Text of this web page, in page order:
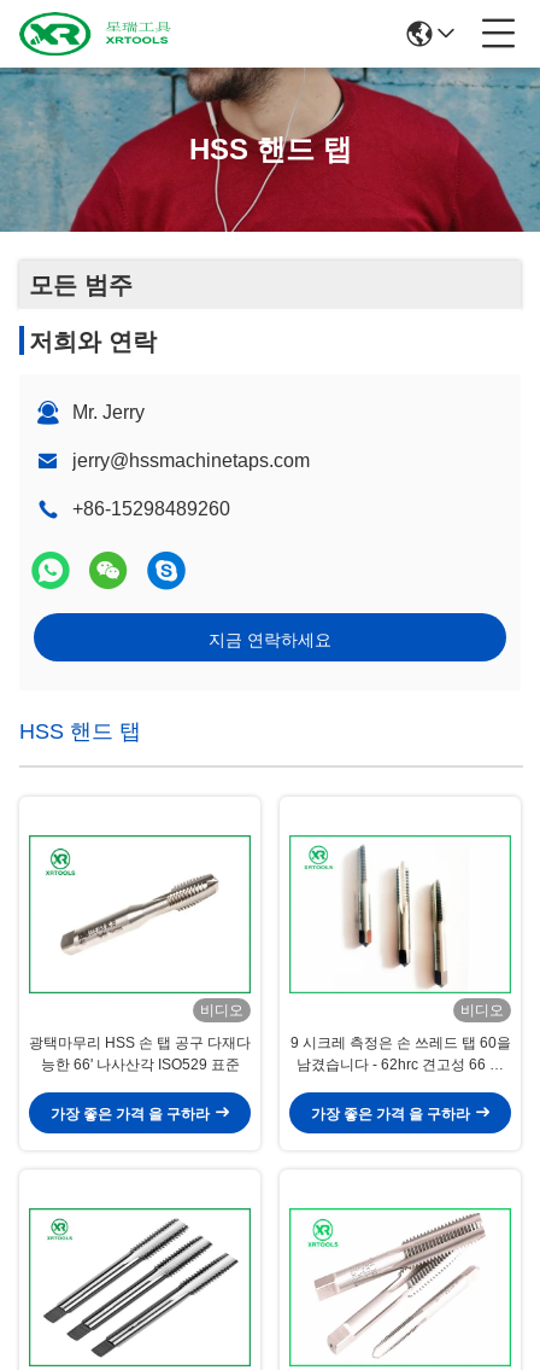
HSS 핸드 탭
모든 범주
저희와 연락
Mr. Jerry
jerry@hssmachinetaps.com
+86-15298489260
지금 연락하세요
HSS 핸드 탭
비디오
광택마무리 HSS 손 탭 공구 다재다
능한 66' 나사산각 ISO529 표준
가장 좋은 가격 을 구하라
비디오
9 시크레 측정은 손 쓰레드 탭 60을
남겼습니다 - 62hrc 견고성 66 도
가장 좋은 가격 을 구하라